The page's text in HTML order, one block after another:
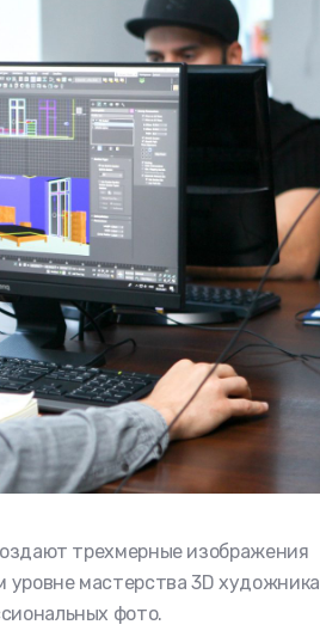
трехмерные изображения
уровне мастерства 3D художника
фото.